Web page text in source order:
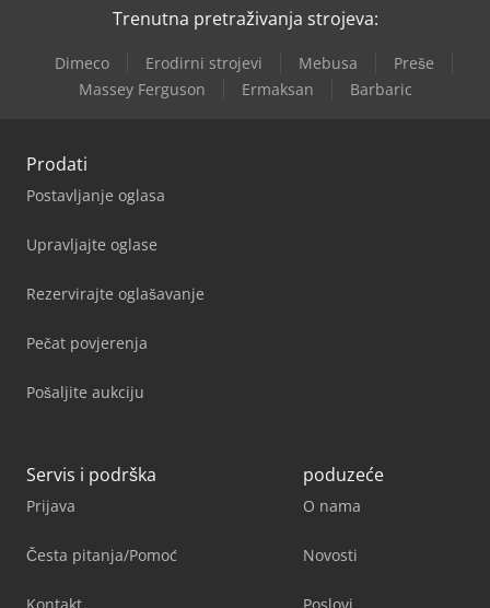
Trenutna pretraživanja strojeva:
Dimeco Erodirni strojevi Mebusa
Preše
Massey Ferguson
Ermaksan Barbaric
Prodati
Postavljanje oglasa
Upravljajte oglase
Rezervirajte oglašavanje
Pečat povjerenja
Pošaljite aukciju
Servis i podrška
Prijava
Česta pitanja/Pomoć
poduzeće
O nama
Novosti